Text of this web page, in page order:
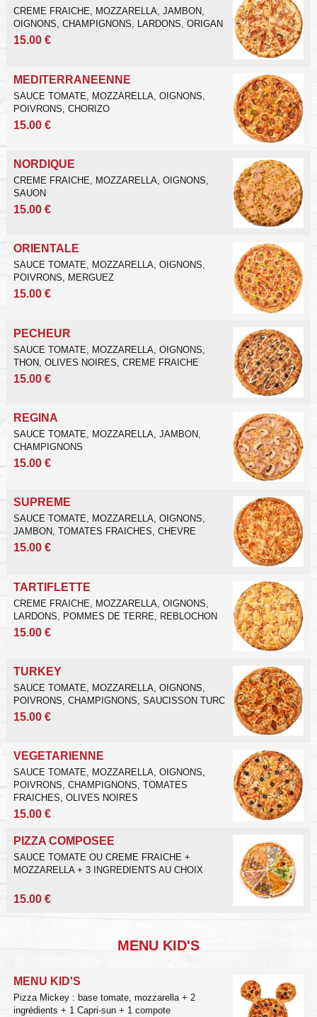
CREME FRAICHE, MOZZARELLA, JAMBON,
OIGNONS, CHAMPIGNONS, LARDONS, ORIGAN
15.00 €
MEDITERRANEENNE
SAUCE TOMATE, MOZZARELLA, OIGNONS,
POIVRONS, CHORIZO
15.00 €
NORDIQUE
CREME FRAICHE, MOZZARELLA, OIGNONS,
SAUON
15.00 €
ORIENTALE
SAUCE TOMATE, MOZZARELLA, OIGNONS,
POIVRONS, MERGUEZ
15.00 €
PECHEUR
SAUCE TOMATE, MOZZARELLA, OIGNONS,
THON, OLIVES NOIRES, CREME FRAICHE
15.00 €
REGINA
SAUCE TOMATE, MOZZARELLA, JAMBON,
CHAMPIGNONS
15.00 €
SUPREME
SAUCE TOMATE, MOZZARELLA, OIGNONS,
JAMBON, TOMATES FRAICHES, CHEVRE
15.00 €
TARTIFLETTE
CREME FRAICHE, MOZZARELLA, OIGNONS,
LARDONS, POMMES DE TERRE, REBLOCHON
15.00 €
TURKEY
SAUCE TOMATE, MOZZARELLA, OIGNONS,
POIVRONS, CHAMPIGNONS, SAUCISSON TURC
15.00 €
VEGETARIENNE
SAUCE TOMATE, MOZZARELLA, OIGNONS,
POIVRONS, CHAMPIGNONS, TOMATES
FRAICHES, OLIVES NOIRES
15.00 €
PIZZA COMPOSEE
SAUCE TOMATE OU CREME FRAICHE +
MOZZARELLA + 3 INGREDIENTS AU CHOIX
15.00 €
MENU KID'S
MENU KID'S
Pizza Mickey : base tomate, mozzarella + 2
ingrédients + 1 Capri-sun + 1 compote